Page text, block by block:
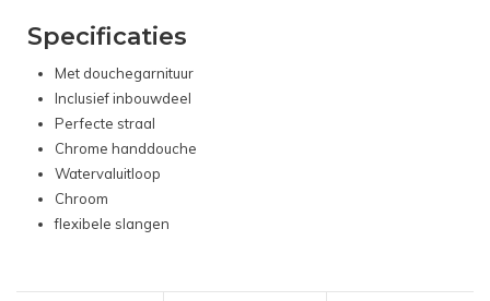
Specificaties
Met douchegarnituur
Inclusief inbouwdeel
Perfecte straal
Chrome handdouche
Watervaluitloop
Chroom
flexibele slangen